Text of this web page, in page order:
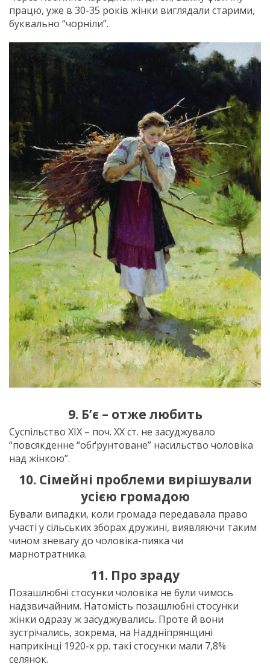
працю, уже в 30-35 років жінки виглядали старими,
буквально “чорніли”.
9. Б’є – отже любить
Суспільство ХІХ – поч. ХХ ст. не засуджувало
“повсякденне “обґрунтоване” насильство чоловіка
над жінкою”.
10. Сімейні проблеми вирішували
усією громадою
Бували випадки, коли громада передавала право
участі у сільських зборах дружині, виявляючи таким
чином зневагу до чоловіка-пияка чи
марнотратника.
11. Про зраду
Позашлюбні стосунки чоловіка не були чимось
надзвичайним. Натомість позашлюбні стосунки
жінки одразу ж засуджувались. Проте й вони
зустрічались, зокрема, на Наддніпрянщині
наприкінці 1920-х рр. такі стосунки мали 7,8%
селянок.